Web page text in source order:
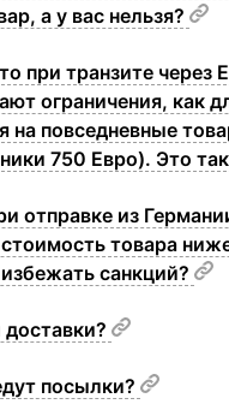
а у вас нельзя?
при транзите через
ограничения, как
на повседневные
750 Евро). Это
отправке из
товара
санкций?
посылки?